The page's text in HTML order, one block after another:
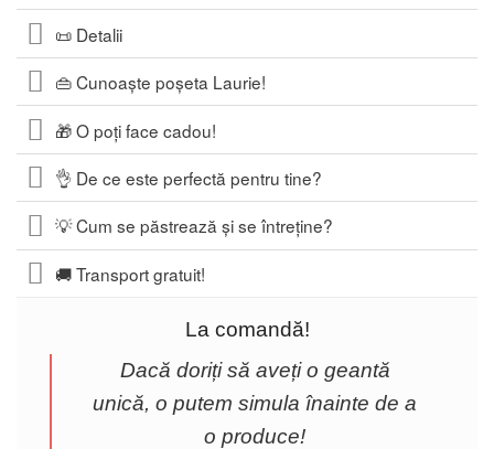
📜 Detalii
👜 Cunoaște poșeta Laurie!
🎁 O poți face cadou!
👌 De ce este perfectă pentru tine?
💡 Cum se păstrează și se întreține?
🚚 Transport gratuit!
La comandă!
Dacă doriți să aveți o geantă
unică, o putem simula înainte de a
o produce!